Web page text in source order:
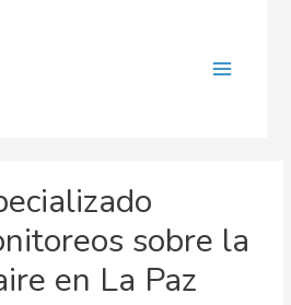
sobre la
en La Paz